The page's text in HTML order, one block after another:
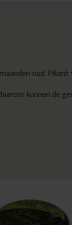
oud.
kunnen de